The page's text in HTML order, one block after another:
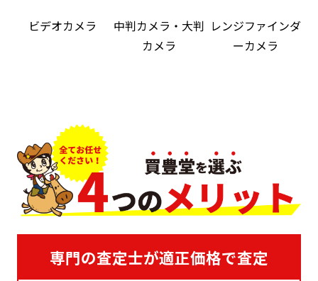
ビデオカメラ
中判カメラ・大判
カメラ
レンジファインダ
ーカメラ
専門の査定士が適正価格で査定